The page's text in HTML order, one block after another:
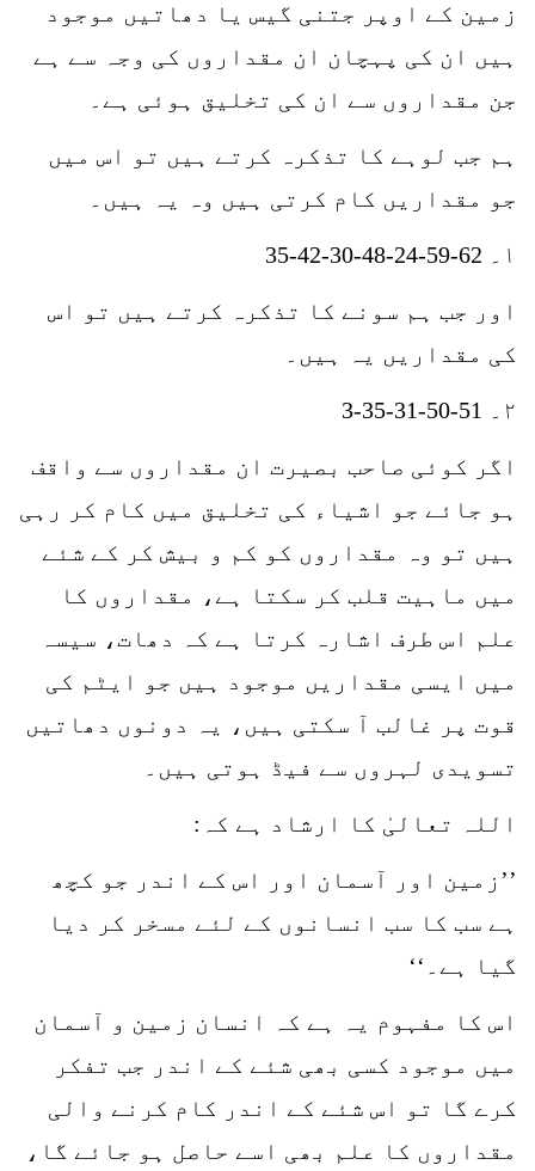
زمین کے اوپر جتنی گیس یا دھاتیں موجود
ہیں ان کی پہچان ان مقداروں کی وجہ سے ہے
جن مقداروں سے ان کی تخلیق ہوئی ہے۔
ہم جب لوہے کا تذکرہ کرتے ہیں تو اس میں
جو مقداریں کام کرتی ہیں وہ یہ ہیں۔
۱۔ 62-59-24-48-30-42-35
اور جب ہم سونے کا تذکرہ کرتے ہیں تو اس
کی مقداریں یہ ہیں۔
۲۔ 51-50-31-35-3
اگر کوئی صاحب بصیرت ان مقداروں سے واقف
ہو جائے جو اشیاء کی تخلیق میں کام کر رہی
ہیں تو وہ مقداروں کو کم و بیش کر کے شئے
میں ماہیت قلب کر سکتا ہے، مقداروں کا
علم اس طرف اشارہ کرتا ہے کہ دھات، سیسہ
میں ایسی مقداریں موجود ہیں جو ایٹم کی
قوت پر غالب آ سکتی ہیں، یہ دونوں دھاتیں
تسویدی لہروں سے فیڈ ہوتی ہیں۔
اللہ تعالیٰ کا ارشاد ہے کہ:
’’زمین اور آسمان اور اس کے اندر جو کچھ
ہے سب کا سب انسانوں کے لئے مسخر کر دیا
گیا ہے۔‘‘
اس کا مفہوم یہ ہے کہ انسان زمین و آسمان
میں موجود کسی بھی شئے کے اندر جب تفکر
کرے گا تو اس شئے کے اندر کام کرنے والی
مقداروں کا علم بھی اسے حاصل ہو جائے گا،